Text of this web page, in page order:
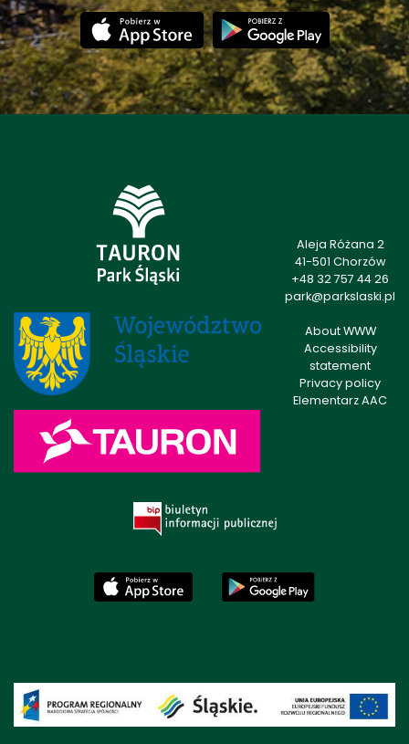
Aleja Różana 2
41-501 Chorzów
+48 32 757 44 26
park@parkslaski.pl
About WWW
Accessibility
statement
Privacy policy
Elementarz AAC